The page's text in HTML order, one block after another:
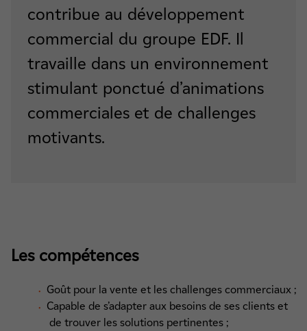
contribue au développement
commercial du groupe EDF. Il
travaille dans un environnement
stimulant ponctué d’animations
commerciales et de challenges
motivants.
Les compétences
Goût pour la vente et les challenges commerciaux ;
Capable de s’adapter aux besoins de ses clients et
de trouver les solutions pertinentes ;